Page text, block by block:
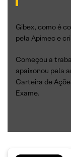
Gibex, como é
pela Apimec e
Começou a
apaixonou pela
Carteira de
Exame.